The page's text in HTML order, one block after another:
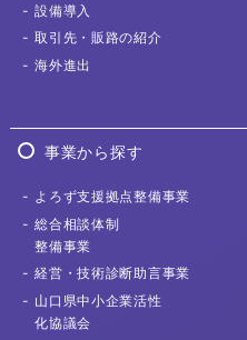
設備導入
取引先 ・販路の紹介
海外進出
事業から探す
よろず支援拠点整備事業
総合相談体制
整備事業
経営・技術診断助言事業
山口県中小企業活性
化協議会